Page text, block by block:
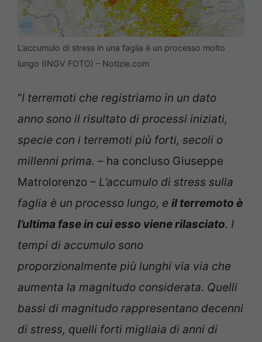
L’accumulo di stress in una faglia è un processo molto
lungo (INGV FOTO) – Notizie.com
“I terremoti che registriamo in un dato
anno sono il risultato di processi iniziati,
specie con i terremoti più forti, secoli o
millenni prima. – ha concluso Giuseppe
Matrolorenzo – L’accumulo di stress sulla
faglia è un processo lungo, e il terremoto è
l’ultima fase in cui esso viene rilasciato. I
tempi di accumulo sono
proporzionalmente più lunghi via via che
aumenta la magnitudo considerata. Quelli
bassi di magnitudo rappresentano decenni
di stress, quelli forti migliaia di anni di